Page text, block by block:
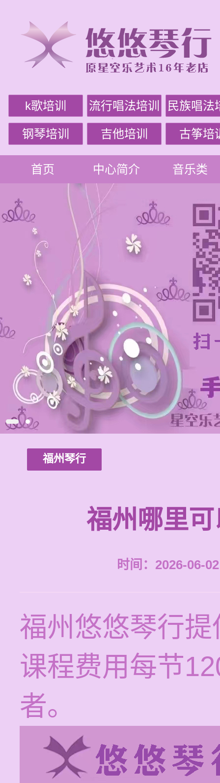
k歌培训 流行唱法培训 民族唱法
钢琴培训 吉他培训 古筝培
首页 中心简介 音乐类
福州琴行
福州哪里
时间：2026-06-
福州悠悠琴行
课程费用每节
者。